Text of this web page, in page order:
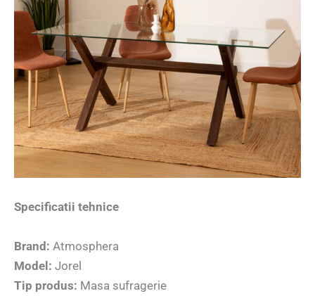
Specificatii tehnice
Brand: Atmosphera
Model: Jorel
Tip produs: Masa sufragerie